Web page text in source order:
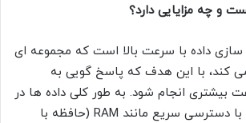
داده با سرعت بالا است که مجموعه ای
می کند، با این هدف که پاسخ گویی به
بیشتری انجام شود. به طور کلی داده ها در
کش، در سخت افزار با دسترسی سریع مانند RAM (حافظه با